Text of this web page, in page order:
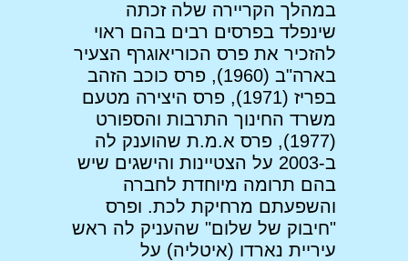
במהלך הקריירה שלה זכתה
שינפלד בפרסים רבים בהם ראוי
להזכיר את פרס הכוריאוגרף הצעיר
בארה"ב (1960), פרס כוכב הזהב
בפריז (1971), פרס היצירה מטעם
משרד החינוך התרבות והספורט
(1977), פרס א.מ.ת שהוענק לה
ב-2003 על הצטיינות והישגים שיש
בהם תרומה מיוחדת לחברה
והשפעתם מרחיקת לכת. ופרס
"חיבוק של שלום" שהעניק לה ראש
עיריית נארדו (איטליה) על